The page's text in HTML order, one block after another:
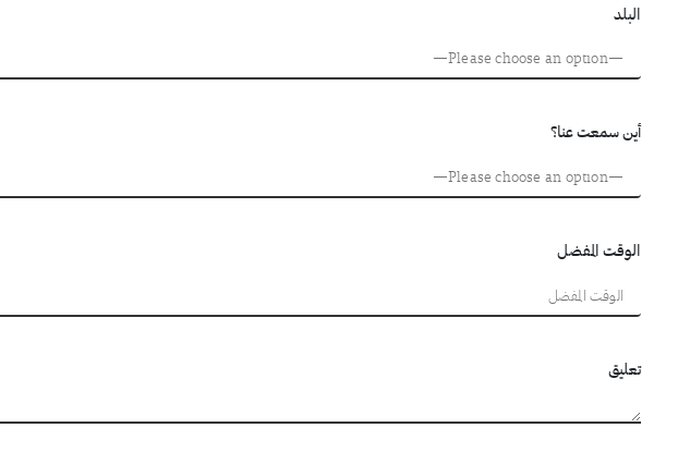
البلد
أين سمعت عنا؟
الوقت المفضل
تعليق